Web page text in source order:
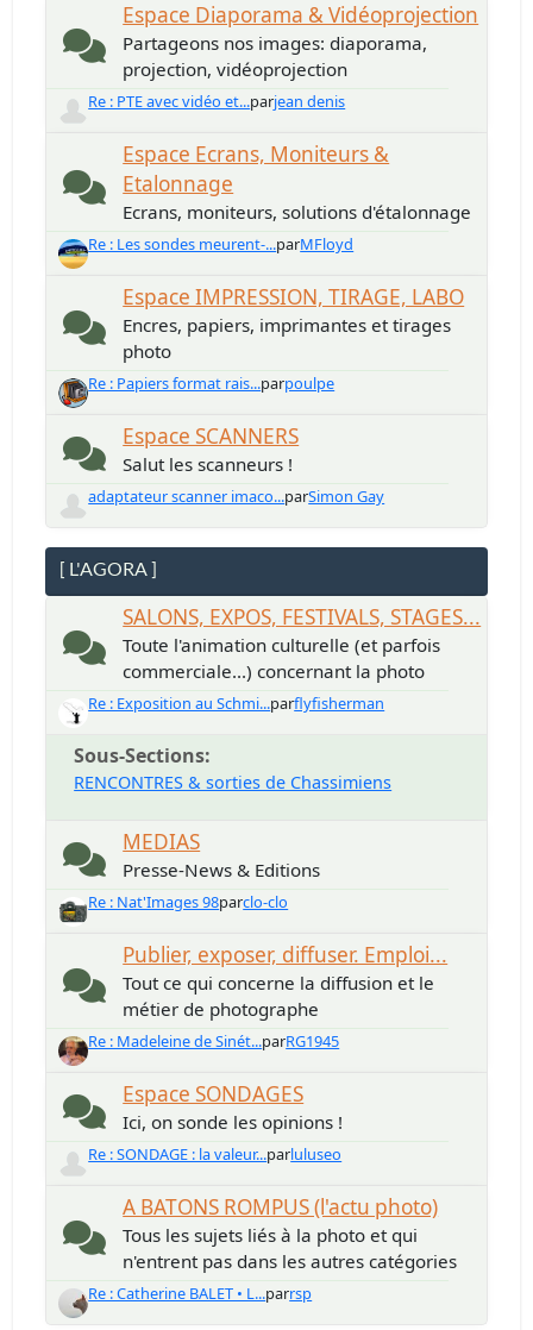
Espace Diaporama & Vidéoprojection
Partageons nos images: diaporama,
projection, vidéoprojection
Re : PTE avec vidéo et...parjean denis
Espace Ecrans, Moniteurs &
Etalonnage
Ecrans, moniteurs, solutions d'étalonnage
Re : Les sondes meurent-...parMFloyd
Espace IMPRESSION, TIRAGE, LABO
Encres, papiers, imprimantes et tirages
photo
Re : Papiers format rais...parpoulpe
Espace SCANNERS
Salut les scanneurs !
adaptateur scanner imaco...parSimon Gay
[ L'AGORA ]
SALONS, EXPOS, FESTIVALS, STAGES...
Toute l'animation culturelle (et parfois
commerciale...) concernant la photo
Re : Exposition au Schmi...parflyfisherman
Sous-Sections
RENCONTRES & sorties de Chassimiens
MEDIAS
Presse-News & Editions
Re : Nat'Images 98parclo-clo
Publier, exposer, diffuser. Emploi...
Tout ce qui concerne la diffusion et le
métier de photographe
Re : Madeleine de Sinét...parRG1945
Espace SONDAGES
Ici, on sonde les opinions !
Re : SONDAGE : la valeur...parluluseo
A BATONS ROMPUS (l'actu photo)
Tous les sujets liés à la photo et qui
n'entrent pas dans les autres catégories
Re : Catherine BALET • L...parrsp